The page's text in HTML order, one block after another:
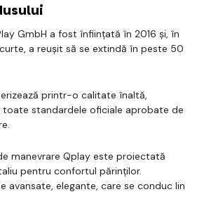
GmbH a fost înființată în 2016 și, în
a reușit să se extindă în peste 50
printr-o calitate înaltă,
toate standardele oficiale aprobate de
manevrare Qplay este proiectată
pentru confortul părinților.
avansate, elegante, care se conduc lin